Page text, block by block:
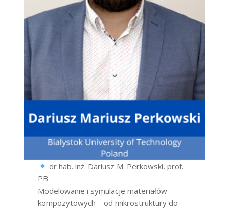
dr hab. inż. Dariusz M. Perkowski, prof.
PB
Modelowanie i symulacje materiałów
kompozytowych – od mikrostruktury do